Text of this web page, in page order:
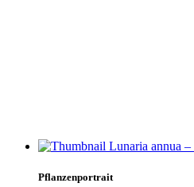
Pflanzenportrait